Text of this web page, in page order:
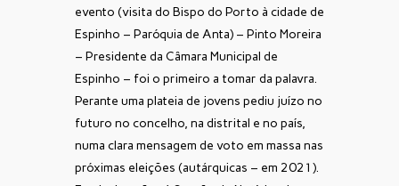
evento (visita do Bispo do Porto à cidade de
Espinho – Paróquia de Anta) – Pinto Moreira
– Presidente da Câmara Municipal de
Espinho – foi o primeiro a tomar da palavra.
Perante uma plateia de jovens pediu juízo no
futuro no concelho, na distrital e no país,
numa clara mensagem de voto em massa nas
próximas eleições (autárquicas – em 2021).